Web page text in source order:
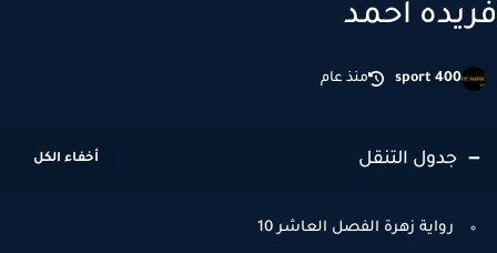
احمد
sport 400 منذ عام
جدول التنقل
رواية زهرة الفصل العاشر 10